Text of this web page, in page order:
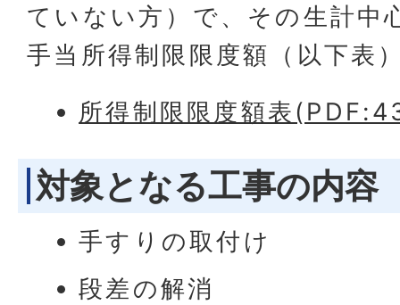
ていない方）で、その生計中
手当所得制限限度額（以下表
所得制限限度額表
対象となる工事の内容
手すりの取付け
段差の解消